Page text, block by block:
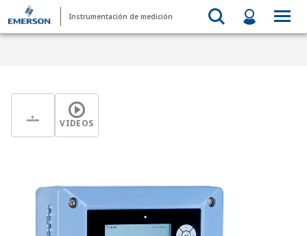
Instrumentación de medición
VIDEOS